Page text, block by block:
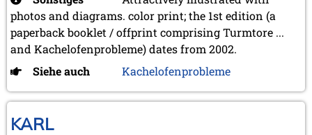
photos and diagrams. color print; the 1st edition (a
paperback booklet / offprint comprising Turmtore ...
and Kachelofenprobleme) dates from 2002.
Siehe auch
Kachelofenprobleme
KARL